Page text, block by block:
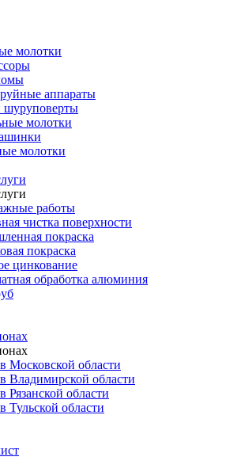
молотки
аппараты
шуруповерты
молотки
молотки
работы
чистка поверхности
покраска
покраска
цинкование
обработка алюминия
Московской области
Владимирской области
Рязанской области
Тульской области